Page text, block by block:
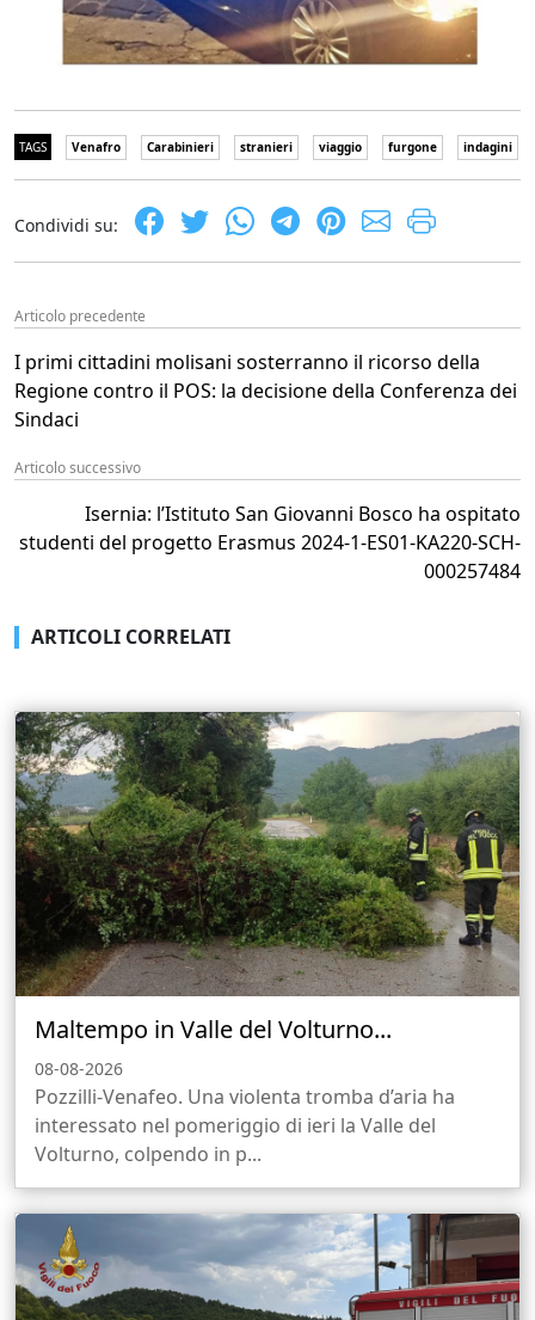
TAGS Venafro Carabinieri stranieri viaggio furgone indagini
Condividi su:
Articolo precedente
I primi cittadini molisani sosterranno il ricorso della
Regione contro il POS: la decisione della Conferenza dei
Sindaci
Articolo successivo
Isernia: l’Istituto San Giovanni Bosco ha ospitato
studenti del progetto Erasmus 2024-1-ES01-KA220-SCH-
000257484
ARTICOLI CORRELATI
Maltempo in Valle del Volturno...
08-08-2026
Pozzilli-Venafeo. Una violenta tromba d’aria ha
interessato nel pomeriggio di ieri la Valle del
Volturno, colpendo in p...